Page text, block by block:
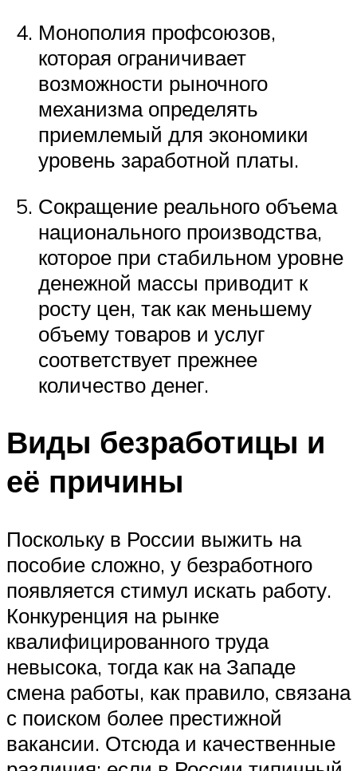
Монополия профсоюзов,
которая ограничивает
возможности рыночного
механизма определять
приемлемый для экономики
уровень заработной платы.
Сокращение реального объема
национального производства,
которое при стабильном уровне
денежной массы приводит к
росту цен, так как меньшему
объему товаров и услуг
соответствует прежнее
количество денег.
Виды безработицы и
её причины
Поскольку в России выжить на
пособие сложно, у безработного
появляется стимул искать работу.
Конкуренция на рынке
квалифицированного труда
невысока, тогда как на Западе
смена работы, как правило, связана
с поиском более престижной
вакансии. Отсюда и качественные